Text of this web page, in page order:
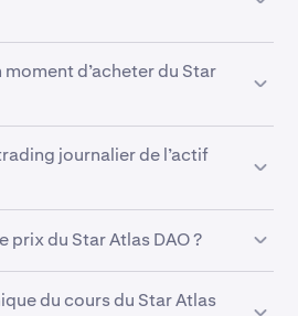
des Star Atlas
inférieur.
moment d’acheter du Star
traders préfèrent opter
d’achats récurrents ou
en anglais, vous pouvez
fait de prévoir les mouvements
journalier de l’actif
24 heures.
prix du Star Atlas DAO ?
des investisseurs, les
du cours du Star Atlas